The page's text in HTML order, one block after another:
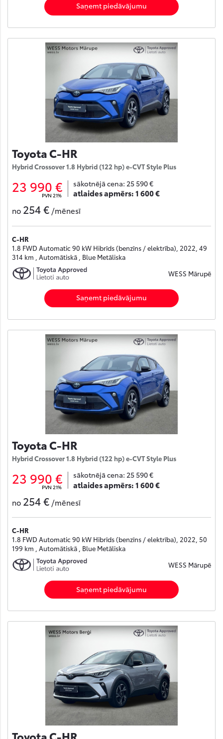
Saņemt piedāvājumu
Toyota C-HR
Hybrid Crossover 1.8 Hybrid (122 hp) e-CVT Style Plus
23 990 €
PVN 21%
sākotnējā cena: 25 590 €
atlaides apmērs:1 600 €
no 254 € /mēnesī
C-HR
1.8 FWD Automatic 90 kW Hibrīds (benzīns / elektrība), 2022, 49
314 km , Automātiskā , Blue Metāliska
WESS Mārupē
Saņemt piedāvājumu
Toyota C-HR
Hybrid Crossover 1.8 Hybrid (122 hp) e-CVT Style Plus
23 990 €
PVN 21%
sākotnējā cena: 25 590 €
atlaides apmērs:1 600 €
no 254 € /mēnesī
C-HR
1.8 FWD Automatic 90 kW Hibrīds (benzīns / elektrība), 2022, 50
199 km , Automātiskā , Blue Metāliska
WESS Mārupē
Saņemt piedāvājumu